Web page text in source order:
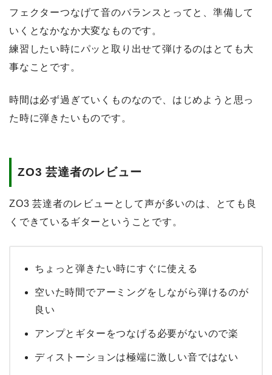
フェクターつなげて音のバランスとってと、準備して
いくとなかなか大変なものです。
練習したい時にパッと取り出せて弾けるのはとても大
事なことです。
時間は必ず過ぎていくものなので、はじめようと思っ
た時に弾きたいものです。
ZO3 芸達者のレビュー
ZO3 芸達者のレビューとして声が多いのは、とても良
くできているギターということです。
ちょっと弾きたい時にすぐに使える
空いた時間でアーミングをしながら弾けるのが
良い
アンプとギターをつなげる必要がないので楽
ディストーションは極端に激しい音ではない